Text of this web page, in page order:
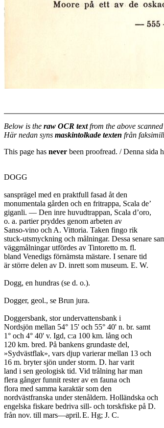
Below is the raw OCR textfrom the above
Här nedan syns maskintolkade texten från
This page has never been proofread. / Denna sida
DOGG
sansprägel med en praktfull fasad åt den
monumentala gården och en fritrappa, Scala de’
giganli. — Den inre huvudtrappan, Scala d’oro,
o. a. partier pryddes genom arbeten av
Sanso-vino och A. Vittoria. Taken fingo rik
stuck-utsmyckning och målningar. Dessa senare
väggmålningar utfördes av Tintoretto m. fl.
bland Venedigs förnämsta mästare. I senare tid
är större delen av D. inrett som museum. E. W.
Dogg, en hundras (se d. o.).
Dogger, geol., se Brun jura.
Doggersbank, stor undervattensbank i
Nordsjön mellan 54° 15' och 55° 40' n. br. samt
1° och 4° 40' v. Igd, c:a 100 km. lång och
120 km. bred. På bankens grundaste del,
»Sydvästflak», vars djup varierar mellan 13 och
16 m. bryter sjön under storm. D. har varit
land i sen geologisk tid. Vid trålning har man
flera gånger funnit rester av en fauna och
flora med samma karaktär som den
nordvästfranska under stenåldern. Holländska och
engelska fiskare bedriva sill- och torskfiske på D.
från nov. till mars—april.	E. Hg; J. C.